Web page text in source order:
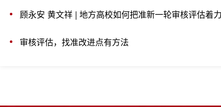
顾永安 黄文祥 | 地方高校如何把准新一轮审核评估着
审核评估，找准改进点有方法